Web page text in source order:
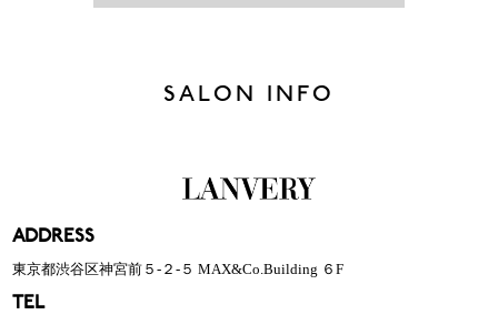
SALON INFO
ADDRESS
東京都渋谷区神宮前５-２-５ MAX&Co.Building ６F
TEL